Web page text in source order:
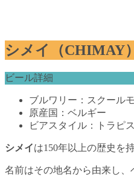
シメイ（CHIMAY
ビール詳細
ブルワリー：スクール
原産国：ベルギー
ビアスタイル：トラピ
シメイは150年以上の歴史を
名前はその地名から由来し